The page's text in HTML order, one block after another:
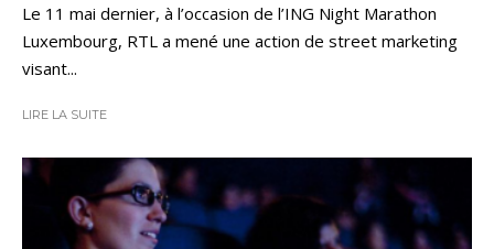
Le 11 mai dernier, à l’occasion de l’ING Night Marathon
Luxembourg, RTL a mené une action de street marketing
visant...
LIRE LA SUITE